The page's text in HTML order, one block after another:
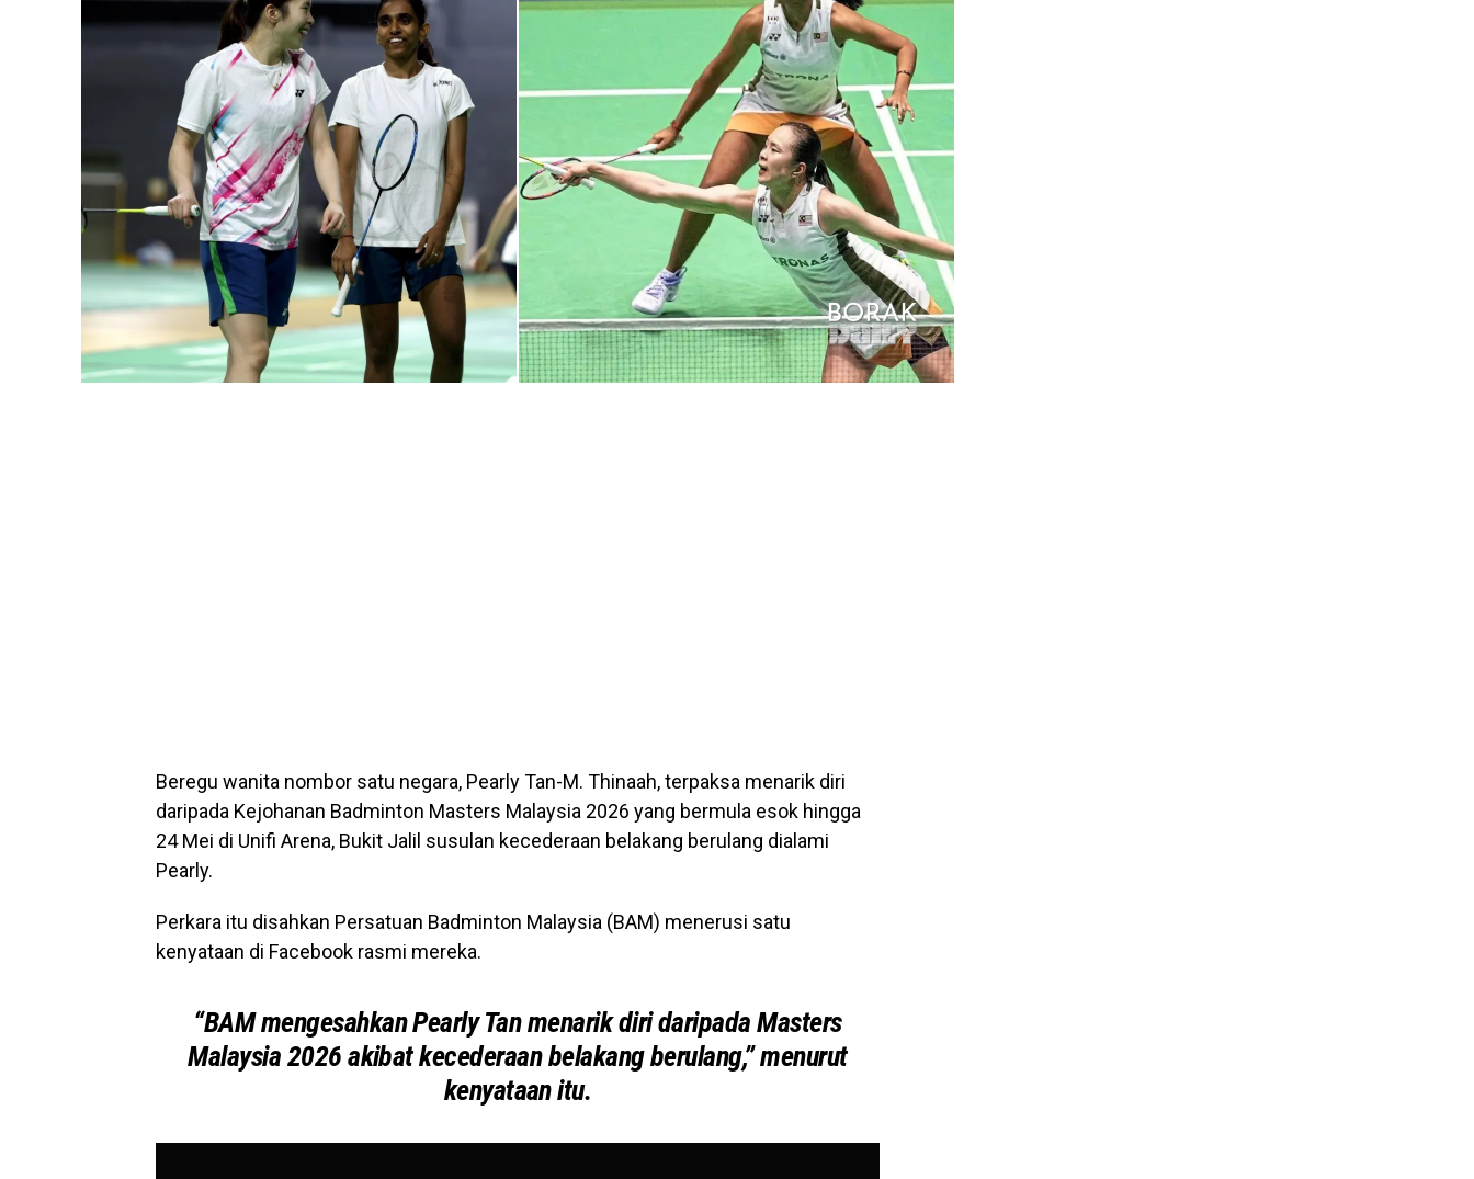
Beregu wanita nombor satu negara, Pearly Tan-M. Thinaah, terpaksa menarik diri
daripada Kejohanan Badminton Masters Malaysia 2026 yang bermula esok hingga
24 Mei di Unifi Arena, Bukit Jalil susulan kecederaan belakang berulang dialami
Pearly.
Perkara itu disahkan Persatuan Badminton Malaysia (BAM) menerusi satu
kenyataan di Facebook rasmi mereka.
“BAM mengesahkan Pearly Tan menarik diri daripada Masters
Malaysia 2026 akibat kecederaan belakang berulang,” menurut
kenyataan itu.